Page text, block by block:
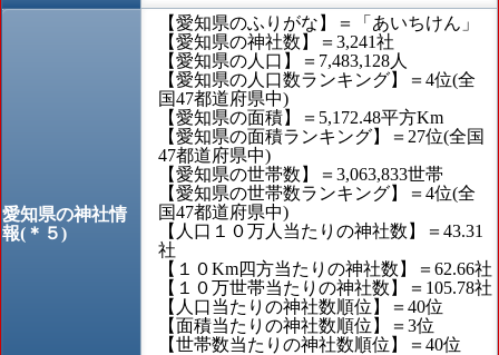
愛知県の神社情
報(＊５)
【愛知県のふりがな】＝「あいちけん」
【愛知県の神社数】＝3,241社
【愛知県の人口】＝7,483,128人
【愛知県の人口数ランキング】＝4位(全
国47都道府県中)
【愛知県の面積】＝5,172.48平方Km
【愛知県の面積ランキング】＝27位(全国
47都道府県中)
【愛知県の世帯数】＝3,063,833世帯
【愛知県の世帯数ランキング】＝4位(全
国47都道府県中)
【人口１０万人当たりの神社数】＝43.31
社
【１０Km四方当たりの神社数】＝62.66社
【１０万世帯当たりの神社数】＝105.78社
【人口当たりの神社数順位】＝40位
【面積当たりの神社数順位】＝3位
【世帯数当たりの神社数順位】＝40位